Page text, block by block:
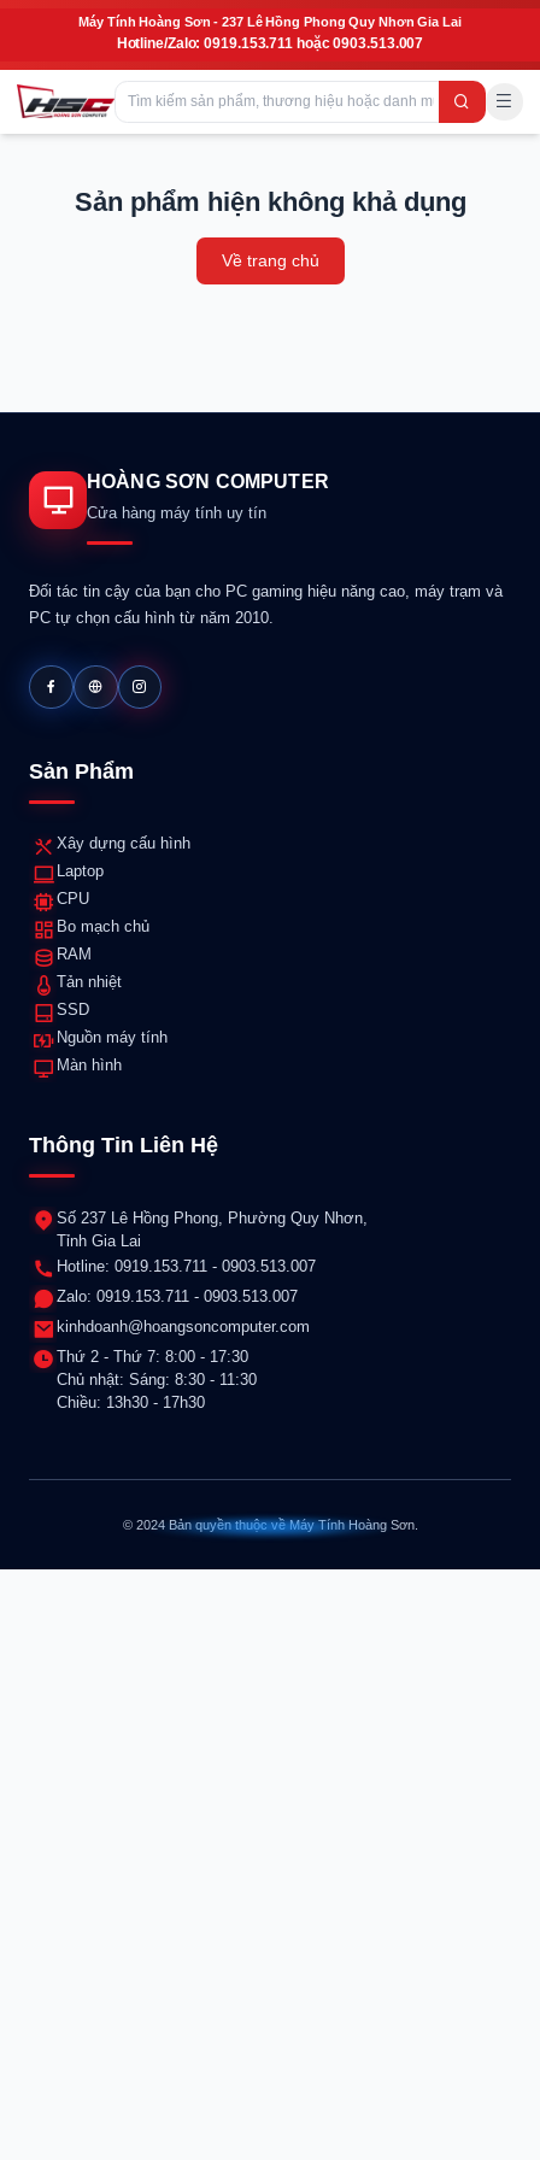
Máy Tính Hoàng Sơn - 237 Lê Hồng Phong Quy Nhơn Gia Lai
Hotline/Zalo: 0919.153.711 hoặc 0903.513.007
Sản phẩm hiện không khả dụng
Về trang chủ
HOÀNG SƠN COMPUTER
Cửa hàng máy tính uy tín
Đối tác tin cậy của bạn cho PC gaming hiệu năng cao, máy trạm và
PC tự chọn cấu hình từ năm 2010.
Sản Phẩm
Xây dựng cấu hình
Laptop
CPU
Bo mạch chủ
RAM
Tản nhiệt
SSD
Nguồn máy tính
Màn hình
Thông Tin Liên Hệ
Số 237 Lê Hồng Phong, Phường Quy Nhơn,
Tỉnh Gia Lai
Hotline: 0919.153.711 - 0903.513.007
Zalo: 0919.153.711 - 0903.513.007
kinhdoanh@hoangsoncomputer.com
Thứ 2 - Thứ 7: 8:00 - 17:30
Chủ nhật: Sáng: 8:30 - 11:30
Chiều: 13h30 - 17h30
© 2024 Bản quyền thuộc về Máy Tính Hoàng Sơn.